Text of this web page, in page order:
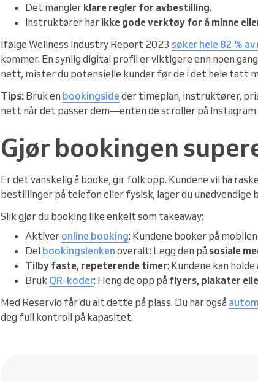
Det mangler klare regler for avbestilling.
Instruktører har ikke gode verktøy for å minne
Ifølge Wellness Industry Report 2023 søker hele 82 %
kommer. En synlig digital profil er viktigere enn noen
nett, mister du potensielle kunder før de i det hele tatt
Tips: Bruk en bookingside der timeplan, instruktører,
nett når det passer dem—enten de scroller på
Gjør bookingen
Er det vanskelig å booke, gir folk opp. Kundene vil ha
bestillinger på telefon eller fysisk, lager du unødvendige
Slik gjør du booking like enkelt som takeaway:
Aktiver online booking: Kundene booker på
Del bookingslenken overalt: Legg den på sosiale
Tilby faste, repeterende timer: Kundene kan
Bruk QR-koder: Heng de opp på flyers, plakater
Med Reservio får du alt dette på plass. Du har også
deg full kontroll på kapasitet.